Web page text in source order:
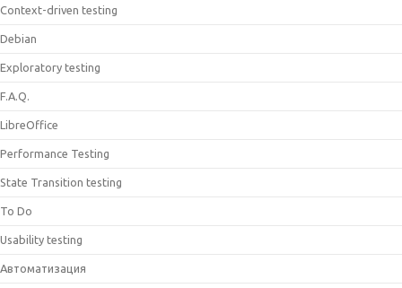
Context-driven testing
Debian
Exploratory testing
F.A.Q.
LibreOffice
Performance Testing
State Transition testing
To Do
Usability testing
Автоматизация